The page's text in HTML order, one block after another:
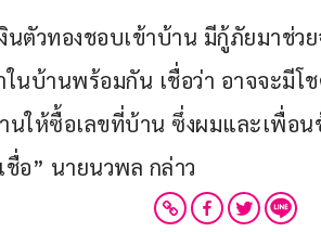
นตัวทองชอบเข้าบ้าน มีกู้ภัยมาช่
ในบ้านพร้อมกัน เชื่อว่า อาจจะมี
นให้ซื้อเลขที่บ้าน ซึ่งผมและเพื่อน
ชื่อ” นายนวพล กล่าว